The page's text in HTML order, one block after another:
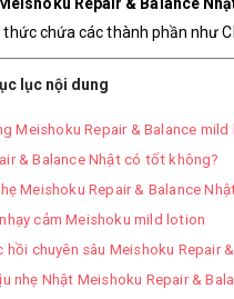
Repair & Balance
thức chứa các thành phần như
lục nội dung
Meishoku Repair & Balance mild
& Balance Nhật có tốt không?
Meishoku Repair & Balance
cảm Meishoku mild lotion
chuyên sâu Meishoku Repair
nhẹ Nhật Meishoku Repair &